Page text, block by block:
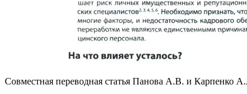
Совместная переводная статья Панова А.В. и Карпенко